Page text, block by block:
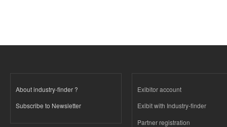
About industry-finder ?
Subscribe to Newsletter
Exibitor account
Exibit with Industry-finder
Partner registration